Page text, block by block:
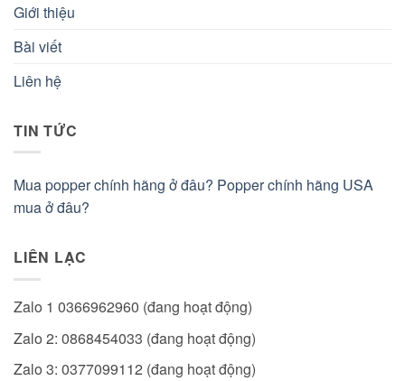
Giới thiệu
Bài viết
Liên hệ
TIN TỨC
Mua popper chính hãng ở đâu? Popper chính hãng USA
mua ở đâu?
LIÊN LẠC
Zalo 1 0366962960 (đang hoạt động)
Zalo 2: 0868454033 (đang hoạt động)
Zalo 3: 0377099112 (đang hoạt động)